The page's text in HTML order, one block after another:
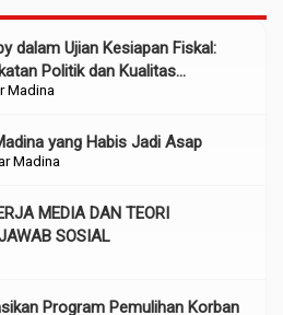
Madina
dalam Ujian Kesiapan Fiskal:
Politik dan Kualitas
Madina
yang Habis Jadi Asap
MEDIA DAN TEORI
SOSIAL
Program Pemulihan Korban